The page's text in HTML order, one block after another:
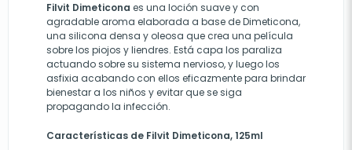
Filvit Dimeticona es una loción suave y con
agradable aroma elaborada a base de Dimeticona,
una silicona densa y oleosa que crea una película
sobre los piojos y liendres. Está capa los paraliza
actuando sobre su sistema nervioso, y luego los
asfixia acabando con ellos eficazmente para brindar
bienestar a los niños y evitar que se siga
propagando la infección.
Características de Filvit Dimeticona, 125ml